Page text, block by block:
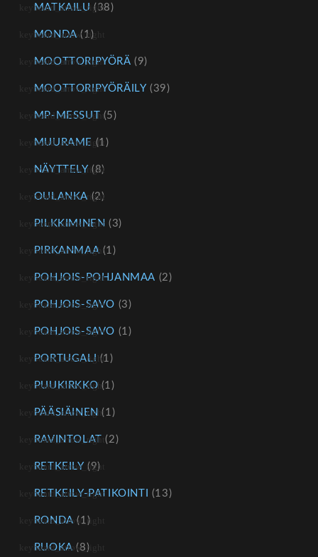
MATKAILU (38)
MONDA (1)
MOOTTORIPYÖRÄ (9)
MOOTTORIPYÖRÄILY (39)
MP-MESSUT (5)
MUURAME (1)
NÄYTTELY (8)
OULANKA (2)
PILKKIMINEN (3)
PIRKANMAA (1)
POHJOIS-POHJANMAA (2)
POHJOIS-SAVO (3)
POHJOIS-SAVO (1)
PORTUGALI (1)
PUUKIRKKO (1)
PÄÄSIÄINEN (1)
RAVINTOLAT (2)
RETKEILY (9)
RETKEILY-PATIKOINTI (13)
RONDA (1)
RUOKA (8)